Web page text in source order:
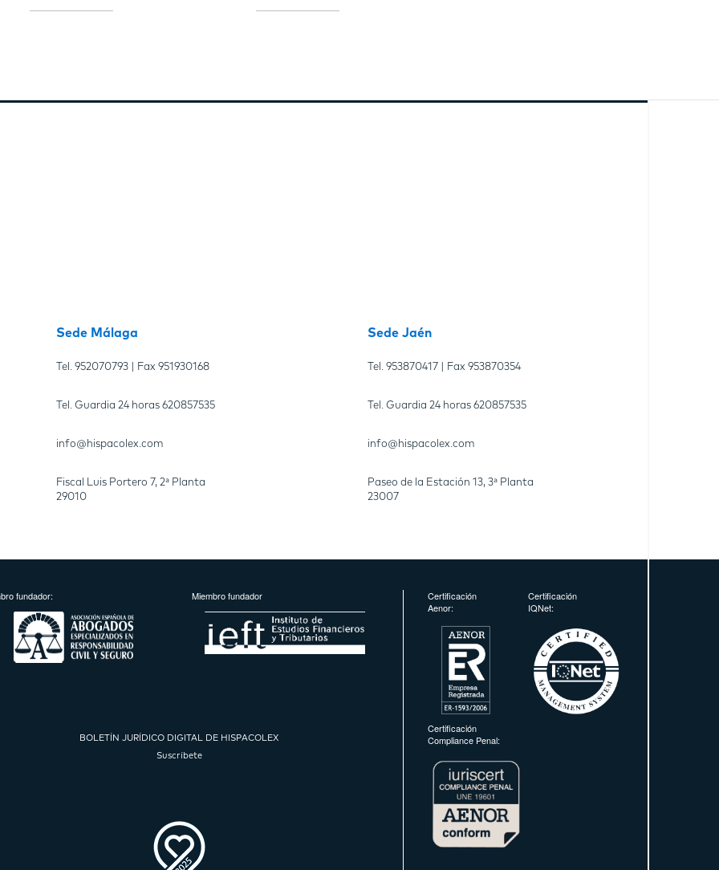
Sede Málaga
Tel. 952070793| Fax 951930168
Tel. Guardia 24 horas 620857535
info@hispacolex.com
Fiscal Luis Portero 7, 2ª Planta
29010
Sede Jaén
Tel.953870417 | Fax953870354
Tel. Guardia 24 horas620857535
info@hispacolex.com
Paseo de la Estación 13, 3ª Planta
23007
fundador: Miembro fundador
BOLETÍN JURÍDICO DIGITAL DE HISPACOLEX
Suscríbete
Certificación
Aenor:
Certificación
IQNet:
Certificación
Compliance Penal: